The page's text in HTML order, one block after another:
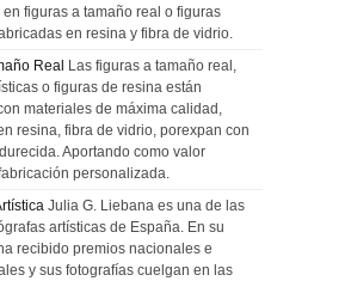
figuras a tamaño real o figuras
en resina y fibra de vidrio.
Real Las figuras a tamaño real,
o figuras de resina están
materiales de máxima calidad,
resina, fibra de vidrio, porexpan con
Aportando como valor
personalizada.
Julia G. Liebana es una de las
artísticas de España. En su
recibido premios nacionales e
y sus fotografías cuelgan en las